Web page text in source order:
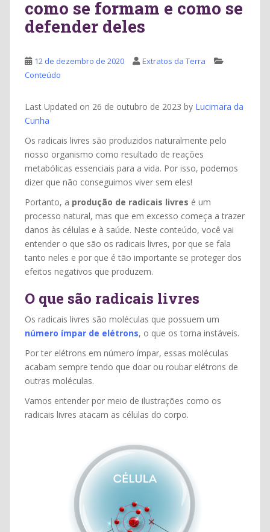
como se formam e como se
defender deles
12 de dezembro de 2020
Extratos da Terra
Conteúdo
Last Updated on 26 de outubro de 2023 by Lucimara da
Cunha
Os radicais livres são produzidos naturalmente pelo
nosso organismo como resultado de reações
metabólicas essenciais para a vida. Por isso, podemos
dizer que não conseguimos viver sem eles!
Portanto, a produção de radicais livres é um
processo natural, mas que em excesso começa a trazer
danos às células e à saúde. Neste conteúdo, você vai
entender o que são os radicais livres, por que se fala
tanto neles e por que é tão importante se proteger dos
efeitos negativos que produzem.
O que são radicais livres
Os radicais livres são moléculas que possuem um
número ímpar de elétrons, o que os torna instáveis.
Por ter elétrons em número ímpar, essas moléculas
acabam sempre tendo que doar ou roubar elétrons de
outras moléculas.
Vamos entender por meio de ilustrações como os
radicais livres atacam as células do corpo.